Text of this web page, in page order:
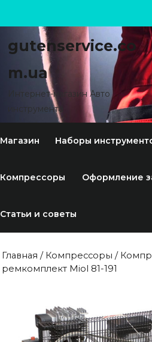
gutenservice.co
m.ua
Интернет-магазин Авто
инструмента
Магазин Наборы
Компрессоры Оформление
Статьи и советы
Главная / Компрессоры /
ремкомплект Miol 81-191